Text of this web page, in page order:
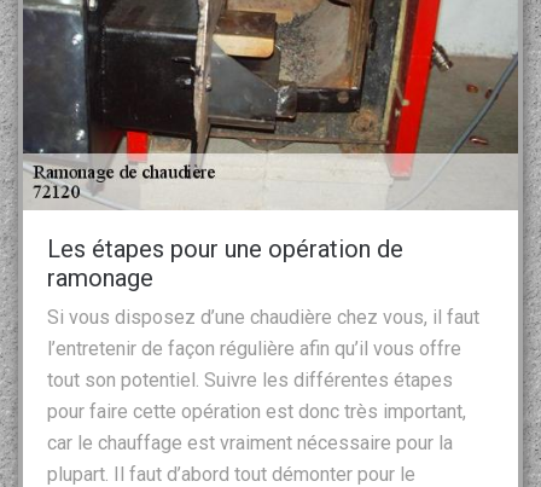
Les étapes pour une opération de
ramonage
Si vous disposez d’une chaudière chez vous, il faut
l’entretenir de façon régulière afin qu’il vous offre
tout son potentiel. Suivre les différentes étapes
pour faire cette opération est donc très important,
car le chauffage est vraiment nécessaire pour la
plupart. Il faut d’abord tout démonter pour le